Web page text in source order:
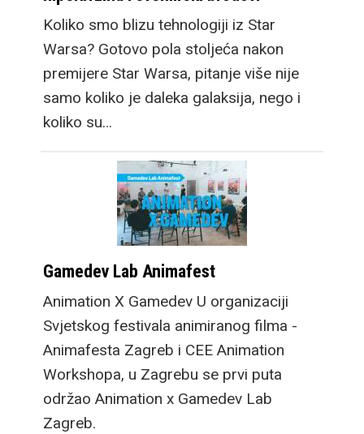
Koliko smo blizu tehnologiji iz Star
Warsa? Gotovo pola stoljeća nakon
premijere Star Warsa, pitanje više nije
samo koliko je daleka galaksija, nego i
koliko su…
Gamedev Lab Animafest
Animation X Gamedev U organizaciji
Svjetskog festivala animiranog filma -
Animafesta Zagreb i CEE Animation
Workshopa, u Zagrebu se prvi puta
održao Animation x Gamedev Lab
Zagreb.